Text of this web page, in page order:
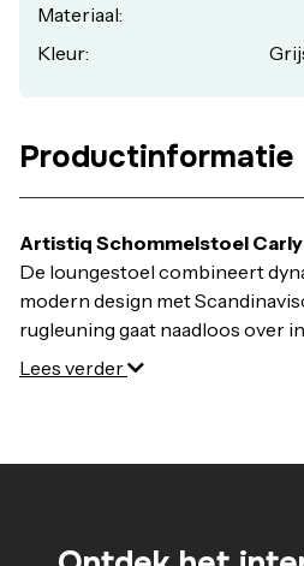
Materiaal:
Kleur:
Productinformatie
Artistiq Schommelstoel Carly
De loungestoel combineert
modern design met
rugleuning gaat naadloos over
waardoor een comfortabel zit-
Lees verder